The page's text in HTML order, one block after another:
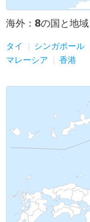
海外： 8の国と地域
タイ シンガポール
マレーシア
香港